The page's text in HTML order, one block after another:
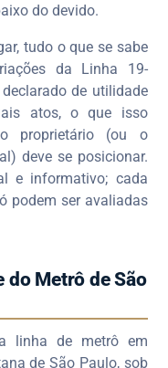
do devido.
tudo o que se sabe
da Linha 19-
de utilidade
atos, o que isso
proprietário (ou o
deve se posicionar.
e informativo; cada
podem ser avaliadas
do Metrô de São
linha de metrô em
de São Paulo, sob